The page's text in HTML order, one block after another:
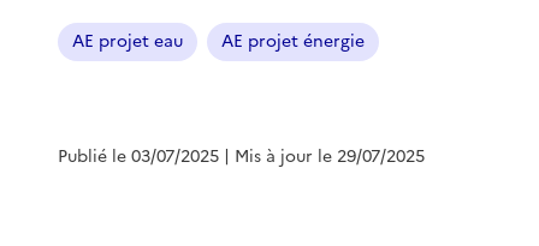
AE projet eau AE projet énergie
Publié le 03/07/2025 | Mis à jour le 29/07/2025